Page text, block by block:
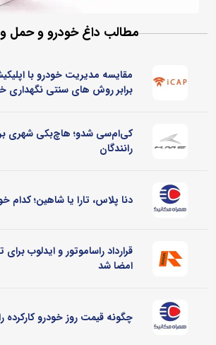
مطالب داغ خودرو و حمل
مقایسه مدیریت خودرو با
برابر روش های سنتی نگهداری
کی‌ام‌سی شدو؛ هاچ‌بکی شهری
رانندگان
دنا پلاس، تارا یا شاهین؛ کدام
قرارداد راساموتور و ایدلوب برای
امضا شد
چگونه قیمت روز خودرو کارکرده